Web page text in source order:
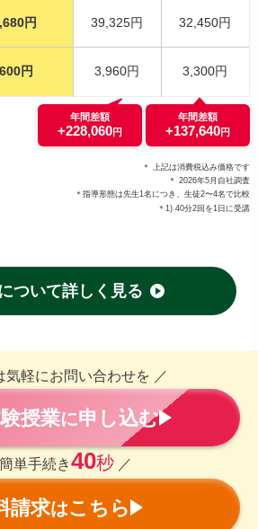
円 39,325円 32,450円
円 3,960円 3,300円
年間差額
+228,060円
年間差額
+137,640円
＊ 上記は消費税込み価格です
＊ 2026年5月自社調査
＊指導形態は先生1名につき、生徒2〜4名で比較
＊1) 40分2回を1日に受講
ついて詳しく見る
気軽にお問い合わせを ／
授業に申し込む
単手続き40秒 ／
請求はこちら